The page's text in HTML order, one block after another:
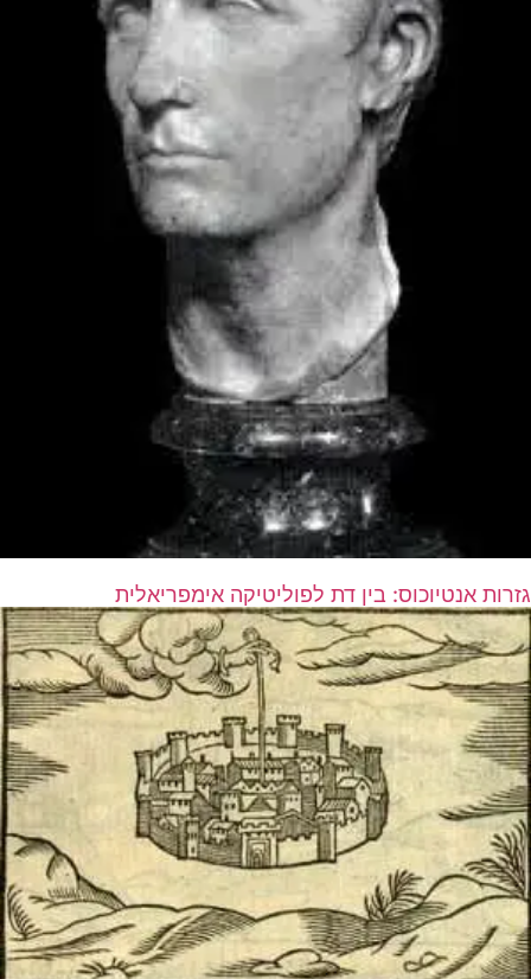
גזרות אנטיוכוס: בין דת לפוליטיקה אימפריאלית